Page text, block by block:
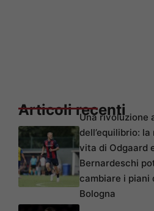
Articoli recenti
Una rivoluzione
dell’equilibrio: la
vita di Odgaard
Bernardeschi
cambiare i piani
Bologna